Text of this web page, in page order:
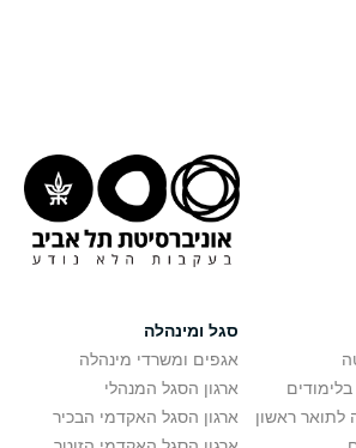
לתואר ראשון
סגל ומינהלה
אגפים ומשרדי מינהלה
ארגון הסגל המנהלי
ארגון הסגל האקדמי הבכיר